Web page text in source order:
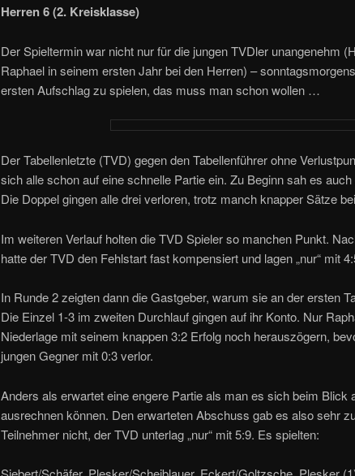
Herren 6 (2. Kreisklasse)
Der Spieltermin war nicht nur für die jungen TVDler unangenehm
Raphael in seinem ersten Jahr bei den Herren) –
ersten Aufschlag zu spielen, das muss man schon wollen …
Der Tabellenletzte (TVD) gegen den Tabellenführer ohne
sich alle schon auf eine schnelle Partie ein. Zu Beginn sah es
Die Doppel gingen alle drei verloren, trotz manch knapper Sätze
Im weiteren Verlauf holten die TVD Spieler so manchen Punkt.
hatte der TVD den Fehlstart fast kompensiert und lagen „nur“ mit
In Runde 2 zeigten dann die Gastgeber, warum sie an der ersten
Die Einzel 1-3 im zweiten Durchlauf gingen auf ihr Konto. Nur
Niederlage mit seinem knappen 3:2 Erfolg noch herauszögern,
jungen Gegner mit 0:3 verlor.
Anders als erwartet eine engere Partie als man es sich beim Blick
ausrechnen können. Den erwarteten Abschuss gab es also sehr
Teilnehmer nicht, der TVD unterlag „nur“ mit 5:9. Es spielten: